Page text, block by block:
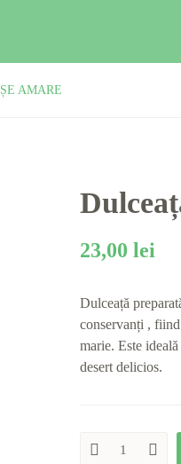
AMARE
23,00lei
Dulceață
conservanți ,
marie. Este
desert delicios.
Dulceață